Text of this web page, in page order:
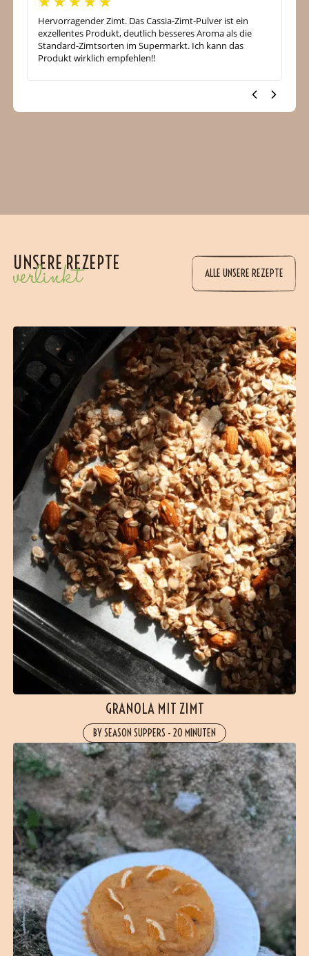
Hervorragender Zimt. Das Cassia-Zimt-Pulver ist ein
exzellentes Produkt, deutlich besseres Aroma als die
Standard-Zimtsorten im Supermarkt. Ich kann das
Produkt wirklich empfehlen!!
UNSERE REZEPTE
verlinkt ALLE UNSERE REZEPTE
GRANOLA MIT ZIMT
BY SEASON SUPPERS - 20 MINUTEN